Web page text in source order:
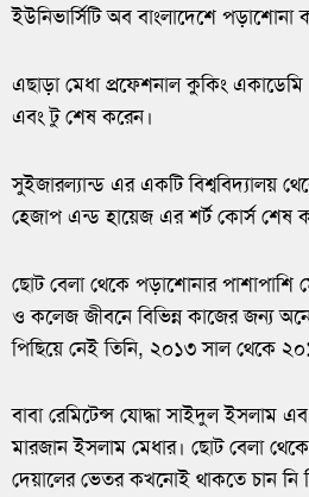
ইউনিভার্সিটি অব বাংলাদেশে পড়াশোনা
এছাড়া মেধা প্রফেশনাল কুকিং
এবং টু শেষ করেন।
সুইজারল্যান্ড এর একটি বিশ্ববিদ্যালয়
হেজাপ এন্ড হায়েজ এর শর্ট কোর্স শেষ
ছোট বেলা থেকে পড়াশোনার পাশাপাশি
ও কলেজ জীবনে বিভিন্ন কাজের জন্য
পিছিয়ে নেই তিনি, ২০১৩ সাল থেকে
বাবা রেমিটেন্স যোদ্ধা সাইদুল ইসলাম
মারজান ইসলাম মেধার। ছোট বেলা থেকে
দেয়ালের ভেতর কখনোই থাকতে চান নি